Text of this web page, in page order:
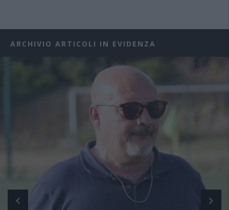
ARCHIVIO ARTICOLI IN EVIDENZA